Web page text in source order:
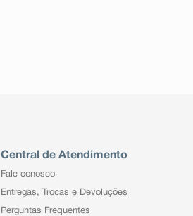
Central de Atendimento
Fale conosco
Entregas, Trocas e Devoluções
Perguntas Frequentes